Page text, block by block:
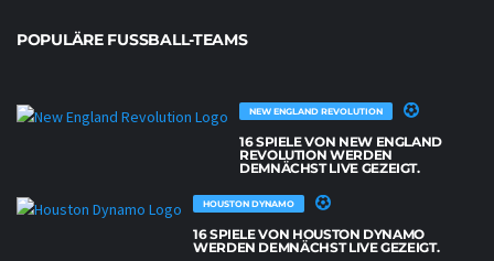
POPULÄRE FUSSBALL-TEAMS
NEW ENGLAND REVOLUTION
16 SPIELE VON NEW ENGLAND
REVOLUTION WERDEN
DEMNÄCHST LIVE GEZEIGT.
HOUSTON DYNAMO
16 SPIELE VON HOUSTON DYNAMO
WERDEN DEMNÄCHST LIVE GEZEIGT.